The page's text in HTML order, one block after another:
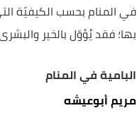
في المنام بحسب الكيفيّة
بها؛ فقد يُؤوّل بالخير
البامية في المنام
مريم أبوعيشه